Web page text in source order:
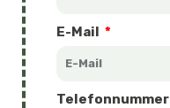
E-Mail
Telefonnummer